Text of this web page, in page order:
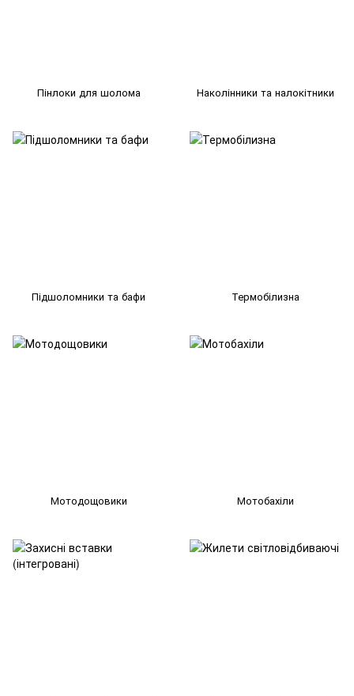
Пінлоки для шолома Наколінники та налокітники
Підшоломники та бафи Термобілизна
Мотодощовики Мотобахіли